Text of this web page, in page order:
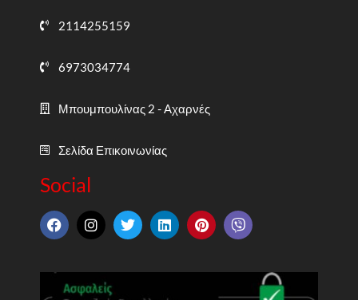
2114255159
6973034774
Μπουμπουλίνας 2 - Αχαρνές
Σελίδα Επικοινωνίας
Social